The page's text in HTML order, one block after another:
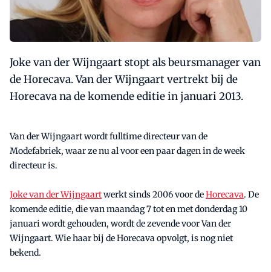
Joke van der Wijngaart stopt als beursmanager van
de Horecava. Van der Wijngaart vertrekt bij de
Horecava na de komende editie in januari 2013.
Van der Wijngaart wordt fulltime directeur van de
Modefabriek, waar ze nu al voor een paar dagen in de week
directeur is.
Joke van der Wijngaartwerkt sinds 2006 voor deHorecava. De
komende editie, die van maandag 7 tot en met donderdag 10
januari wordt gehouden, wordt de zevende voor Van der
Wijngaart. Wie haar bij de Horecava opvolgt, is nog niet
bekend.